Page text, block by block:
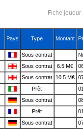
Fiche
Pays Type Montant
Sous contrat
Sous contrat 6.5 M€
Sous contrat 10.5 M€
Prêt
Sous contrat
Prêt
Sous contrat